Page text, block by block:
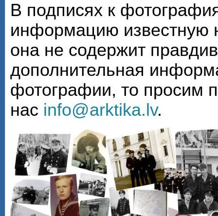
В подписях к
информацию известную
она не содержит
дополнительная
фотографии, то просим
нас info@arktika.lv.